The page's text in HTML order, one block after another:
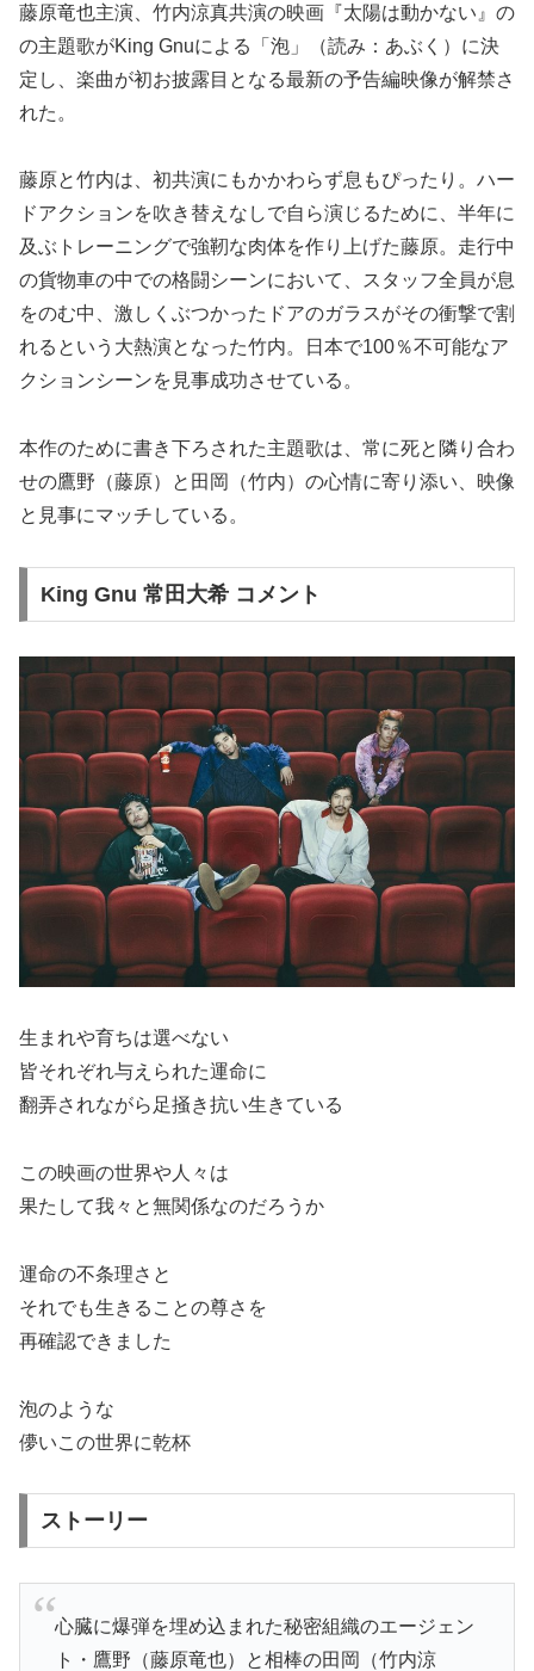
藤原竜也主演、竹内涼真共演の映画『太陽は動かない』の
の主題歌がKing Gnuによる「泡」（読み：あぶく）に決
定し、楽曲が初お披露目となる最新の予告編映像が解禁さ
れた。
藤原と竹内は、初共演にもかかわらず息もぴったり。ハー
ドアクションを吹き替えなしで自ら演じるために、半年に
及ぶトレーニングで強靭な肉体を作り上げた藤原。走行中
の貨物車の中での格闘シーンにおいて、スタッフ全員が息
をのむ中、激しくぶつかったドアのガラスがその衝撃で割
れるという大熱演となった竹内。日本で100％不可能なア
クションシーンを見事成功させている。
本作のために書き下ろされた主題歌は、常に死と隣り合わ
せの鷹野（藤原）と田岡（竹内）の心情に寄り添い、映像
と見事にマッチしている。
King Gnu 常田大希 コメント
生まれや育ちは選べない
皆それぞれ与えられた運命に
翻弄されながら足掻き抗い生きている
この映画の世界や人々は
果たして我々と無関係なのだろうか
運命の不条理さと
それでも生きることの尊さを
再確認できました
泡のような
儚いこの世界に乾杯
ストーリー
心臓に爆弾を埋め込まれた秘密組織のエージェン
ト・鷹野（藤原竜也）と相棒の田岡（竹内涼